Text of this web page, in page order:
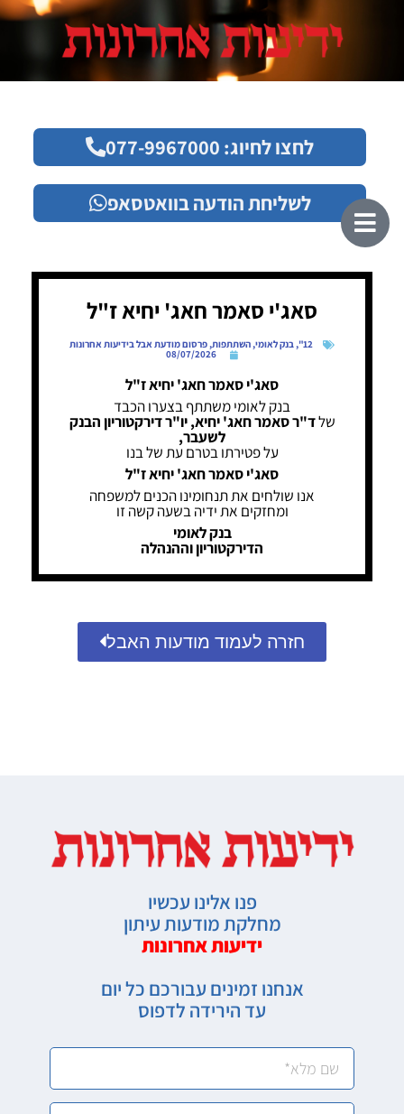
לחצו לחיוג: 077-9967000
לשליחת הודעה בוואטסאפ
סאג'י סאמר חאג' יחיא ז"ל
12"
,בנק לאומי,השתתפות,פרסום מודעת אבל בידיעות אחרונות
08/07/2026
סאג'י סאמר חאג' יחיא ז"ל
בנק לאומי משתתף בצערו הכבד
שלד"ר סאמר חאג' יחיא, יו"ר דירקטוריון הבנק
לשעבר,
על פטירתו בטרם עת של בנו
סאג'י סאמר חאג' יחיא ז"ל
אנו שולחים את תנחומינו הכנים למשפחה
ומחזקים את ידיה בשעה קשה זו
בנק לאומי
הדירקטוריון וההנהלה
חזרה לעמוד מודעות האבל
פנו אלינו עכשיו
מחלקת מודעות עיתון
ידיעות אחרונות
אנחנו זמינים עבורכם כל יום
עד הירידה לדפוס